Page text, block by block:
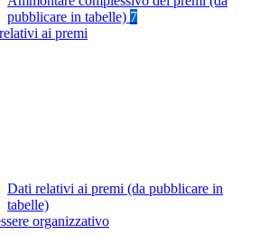
pubblicare in tabelle) 7
ai premi
Dati relativi ai premi (da pubblicare in
tabelle)
organizzativo